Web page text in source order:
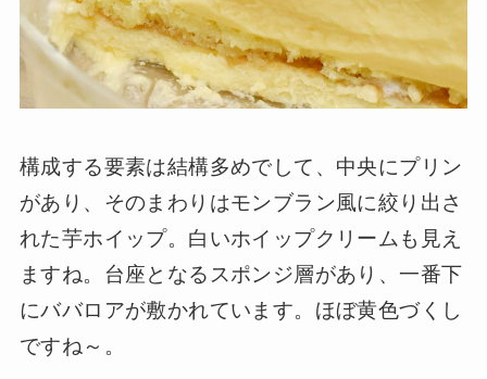
構成する要素は結構多めでして、中央にプリン
があり、そのまわりはモンブラン風に絞り出さ
れた芋ホイップ。白いホイップクリームも見え
ますね。台座となるスポンジ層があり、一番下
にババロアが敷かれています。ほぼ黄色づくし
ですね～。